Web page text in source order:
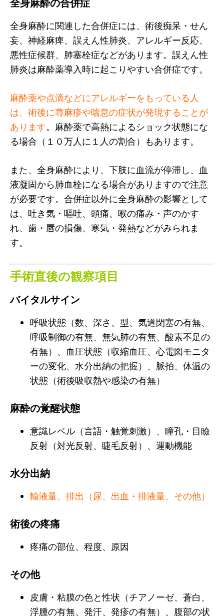
全身麻酔に関連した合併症には、術後痴呆・せん
妄、神経麻痺、誤えん性肺炎、アレルギー反応、
悪性症候群、肺塞栓症などがあります。誤えん性
肺炎は麻酔薬導入時に起こりやすい合併症です。
麻酔薬や点滴などにアレルギーをもっている人
は、術後に蕁麻疹や喘息の症状が発現することが
あります。麻酔薬で高熱によるショック状態にな
る場合（１０万人に１人の割合）もあります。
また、全身麻酔により、下肢に血流が停滞し、血
液凝固から肺血栓になる場合がありますので注意
が必要です。合併症以外に全身麻酔の影響として
は、吐き気・嘔吐、頭痛、喉の痛み・声のかす
れ、歯・唇の損傷、寒気・発熱などがみられま
す。
手術直後の観察項目
バイタルサイン
呼吸状態（数、深さ、型、気道閉塞の有無、
呼吸制御の有無、無気肺の有無、酸素不足の
有無）、血圧状態（収縮血圧、心電図モニタ
ーの変化、水分出納の把握）、脈拍、体温の
状態（術後吸収熱や感染の有無）
麻酔の覚醒状態
意識レベル（言語・触覚刺激）、瞳孔・目瞼
反射（対光反射、睫毛反射）、運動機能
水分出納
輸液量、排出（尿、出血・排液量、その他）
術後の疼痛
疼痛の部位、程度、原因
その他
皮膚・粘膜の色と性状（チアノーゼ、蒼白、
浮腫の有無、発汗、発疹の有無）、腹部の状